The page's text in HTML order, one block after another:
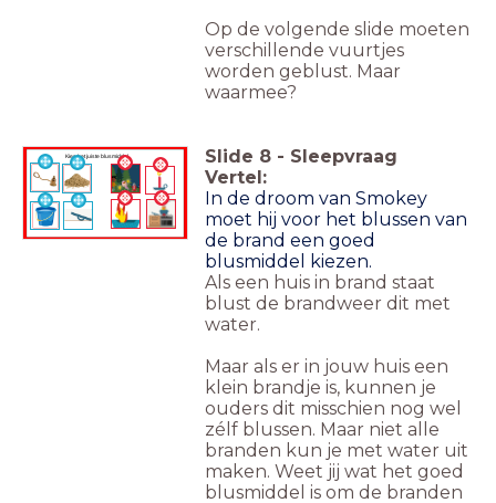
Op de volgende slide moeten
verschillende vuurtjes
worden geblust. Maar
waarmee?
Kies het juiste blusmiddel Slide 8 - Sleepvraag
Vertel:
In de droom van Smokey
moet hij voor het blussen van
de brand een goed
blusmiddel kiezen.
Als een huis in brand staat
blust de brandweer dit met
water.
Maar als er in jouw huis een
klein brandje is, kunnen je
ouders dit misschien nog wel
zélf blussen. Maar niet alle
branden kun je met water uit
maken. Weet jij wat het goed
blusmiddel is om de branden